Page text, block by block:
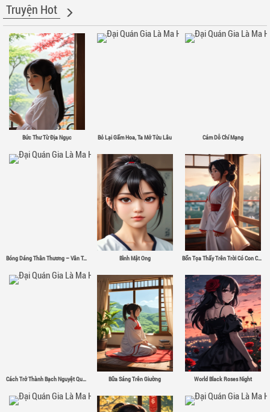
Truyện Hot
Bức Thư Từ Địa Ngục Bỏ Lại Gấm Hoa, Ta Mở Tửu Lâu Cám Dỗ Chí Mạng
Bóng Dáng Thân Thương – Vân Tân Bình Mật Ong Bổn Tọa Thấy Trên Trời Có Con Chim Sắt Σ( ゜- ゜)
Cách Trở Thành Bạch Nguyệt Quang Bữa Sáng Trên Giường World Black Roses Night